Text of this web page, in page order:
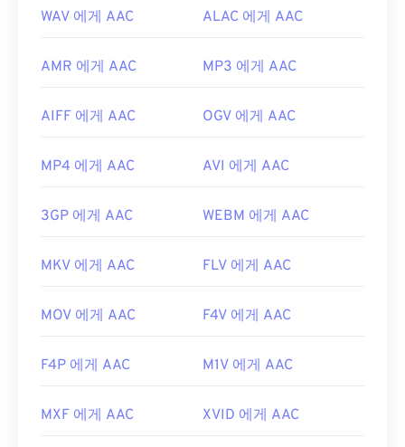
WAV 에게 AAC ALAC 에게 AAC
AMR 에게 AAC MP3 에게 AAC
AIFF 에게 AAC OGV 에게 AAC
MP4 에게 AAC AVI 에게 AAC
3GP 에게 AAC WEBM 에게 AAC
MKV 에게 AAC FLV 에게 AAC
MOV 에게 AAC F4V 에게 AAC
F4P 에게 AAC M1V 에게 AAC
MXF 에게 AAC XVID 에게 AAC